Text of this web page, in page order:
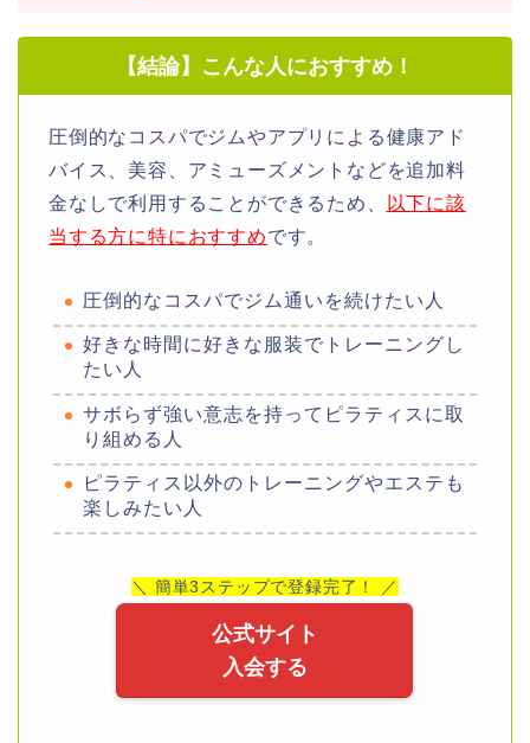
【結論】こんな人におすすめ！
圧倒的なコスパでジムやアプリによる健康アド
バイス、美容、アミューズメントなどを追加料
金なしで利用することができるため、
以下に該
当する方に特におすすめです。
圧倒的なコスパでジム通いを続けたい人
好きな時間に好きな服装でトレーニングし
たい人
サボらず強い意志を持ってピラティスに取
り組める人
ピラティス以外のトレーニングやエステも
楽しみたい人
＼ 簡単3ステップで登録完了！ ／
公式サイト
入会する